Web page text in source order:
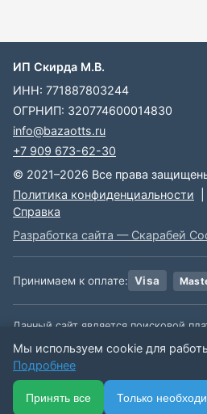
ИП Скирда М.В.
ИНН: 771887803244
ОГРНИП: 320774600014830
info@bazaotts.ru
+7 909 673-62-30
© 2021–2026 Все права
Политика конфиденциальности
Справка
Разработка сайта — Скарабей
Принимаем к оплате: Visa
Данный сайт является поисковой
размещенные на сайте, взяты из
несем ответственности за
🏠 📋 📅
Мы используем cookie для
Подробнее
Принять все Только